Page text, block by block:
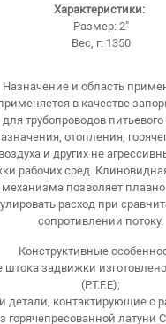
Характеристики:
Размер: 2"
Вес, г: 1350
Назначение и область
в качестве
трубопроводов
отопления,
и других не
рабочих сред.
позволяет
расход при
сопротивлении потоку.
Конструктивные
штока задвижки
(P.T.F.E);
детали, контактирующие с
горячепресованной латуни